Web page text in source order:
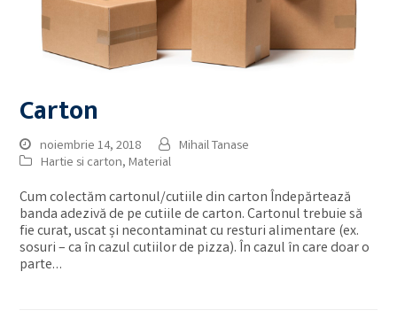
Carton
noiembrie 14, 2018
Mihail Tanase
Hartie si carton,Material
Cum colectăm cartonul/cutiile din carton Îndepărtează
banda adezivă de pe cutiile de carton. Cartonul trebuie să
fie curat, uscat și necontaminat cu resturi alimentare (ex.
sosuri – ca în cazul cutiilor de pizza). În cazul în care doar o
parte…